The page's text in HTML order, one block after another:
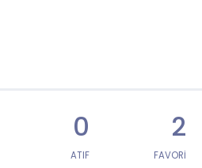
0
ATIF
2
FAVORİ